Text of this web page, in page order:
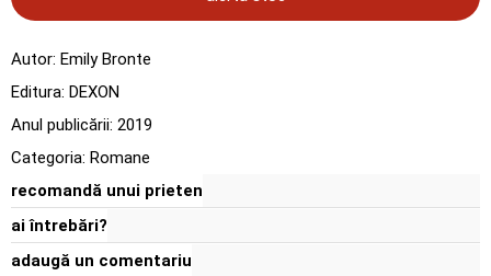
Autor: Emily Bronte
Editura: DEXON
Anul publicării: 2019
Categoria: Romane
recomandă unui prieten
ai întrebări?
adaugă un comentariu